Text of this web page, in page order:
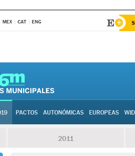
MEX CAT ENG
PACTOS AUTONÓMICAS EUROPEAS
2011